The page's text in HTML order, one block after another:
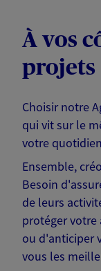
À vos
projets
Choisir notre
qui vit sur le
votre
Ensemble,
Besoin
de leurs
protéger votre
ou d'anticiper
vous les